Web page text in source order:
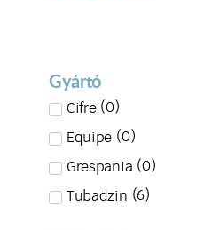
Gyártó
Cifre (0)
Equipe (0)
Grespania (0)
Tubadzin (6)